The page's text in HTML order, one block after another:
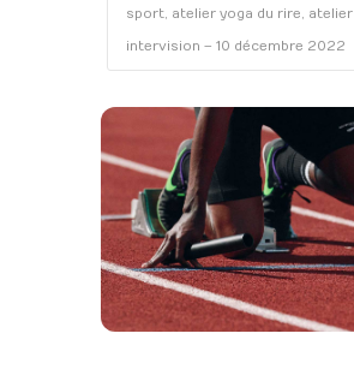
sport, atelier yoga du rire, atelier
intervision – 10 décembre 2022